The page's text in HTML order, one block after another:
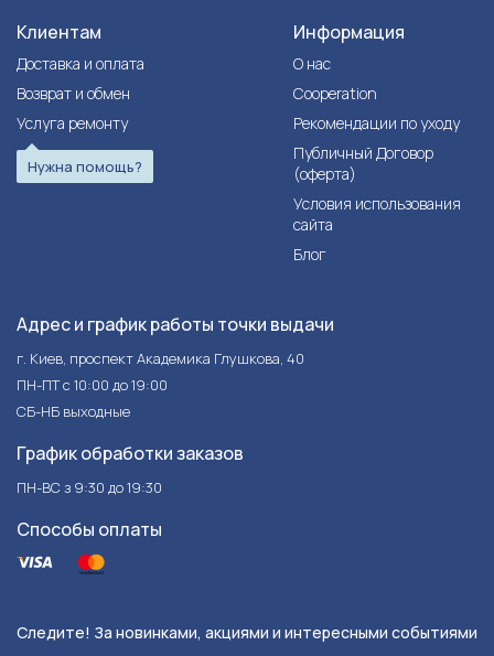
Клиентам
Доставка и оплата
Возврат и обмен
Услуга ремонту
Нужна помощь?
Информация
О нас
Cooperation
Рекомендации по уходу
Публичный Договор
(оферта)
Условия использования
сайта
Блог
Адрес и график работы точки выдачи
г. Киев, проспект Академика Глушкова, 40
ПН-ПТ с 10:00 до 19:00
СБ-НБ выходные
График обработки заказов
ПН-ВС з 9:30 до 19:30
Способы оплаты
Следите! За новинками, акциями и интересными событиями